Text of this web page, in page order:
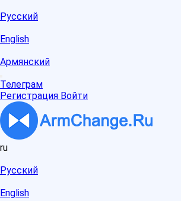
Русский
English
Армянский
Телеграм
Регистрация Войти
ru
Русский
English